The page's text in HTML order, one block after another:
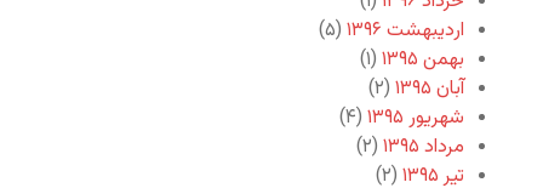
اردیبهشت ۱۳۹۶
(۵)
بهمن ۱۳۹۵
(۱)
آبان ۱۳۹۵
(۲)
شهریور ۱۳۹۵
(۴)
مرداد ۱۳۹۵
(۲)
تیر ۱۳۹۵
(۲)